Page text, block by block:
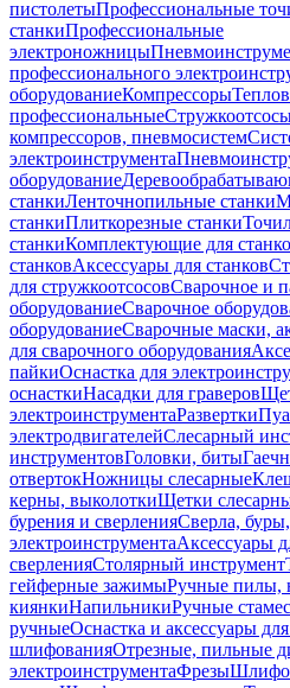
пистолетыПрофессиональные
станкиПрофессиональные
электроножницы
профессионального
оборудованиеКомпрессоры
профессиональные
компрессоров, пневмосистем
электроинструмента
оборудование
станкиЛенточнопильные станки
станкиПлиткорезные станки
станкиКомплектующие для
станковАксессуары для станков
для стружкоотсосовСварочное и
оборудованиеСварочное
оборудованиеСварочные маски,
для сварочного оборудования
пайкиОснастка для
оснасткиНасадки для граверов
электроинструментаРазвертки
электродвигателейСлесарный
инструментовГоловки, биты
отвертокНожницы слесарные
керны, выколоткиЩетки
бурения и сверленияСверла,
электроинструментаАксессуары
сверленияСтолярный инструмент
гейферные зажимыРучные пилы,
киянкиНапильникиРучные
ручныеОснастка и аксессуары
шлифованияОтрезные, пильные
электроинструментаФрезы